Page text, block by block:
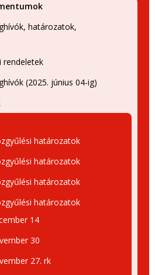
határozatok,
rendeletek
(2025. június 04-ig)
határozatok
határozatok
határozatok
határozatok
14
30
27. rk